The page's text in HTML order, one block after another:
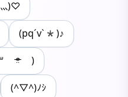
)♡
(pq´v`*)♪
ᵒ̴̶̷̤ )
(^▽^)ﾉｼ